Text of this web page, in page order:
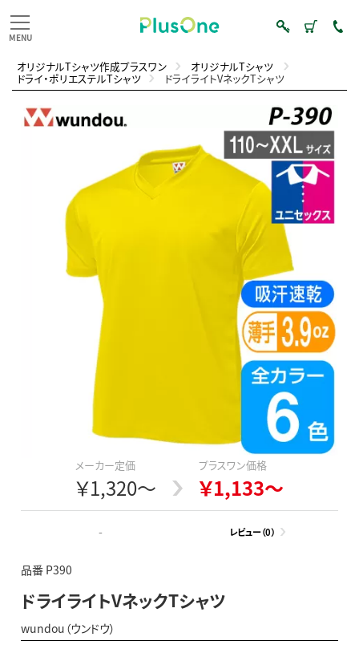
オリジナルTシャツ作成プラスワン オリジナルTシャツ
ドライ・ポリエステルTシャツ ドライライトVネックTシャツ
メーカー定価
￥1,320～
プラスワン価格
￥1,133～
- レビュー（0）
品番 P390
ドライライトVネックTシャツ
wundou（ウンドウ）